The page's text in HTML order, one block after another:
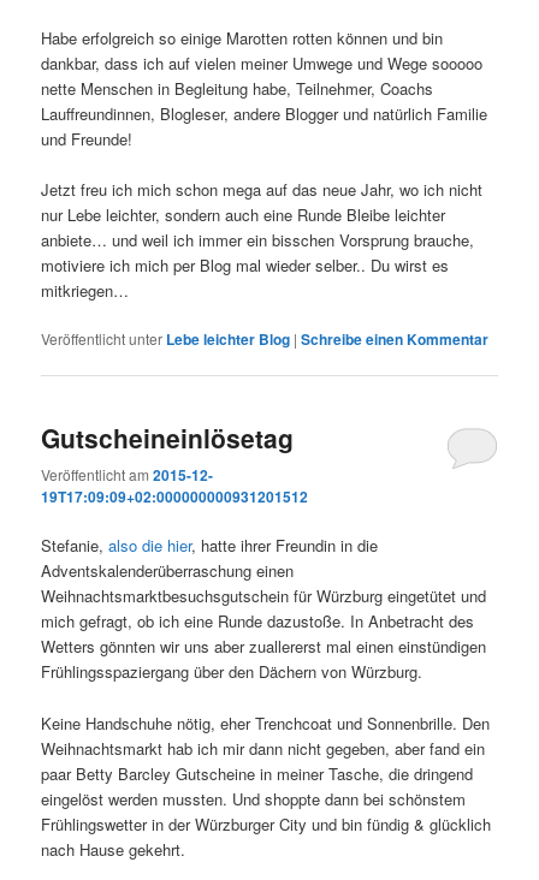
Habe erfolgreich so einige Marotten rotten können und bin
dankbar, dass ich auf vielen meiner Umwege und Wege sooooo
nette Menschen in Begleitung habe, Teilnehmer, Coachs
Lauffreundinnen, Blogleser, andere Blogger und natürlich Familie
und Freunde!
Jetzt freu ich mich schon mega auf das neue Jahr, wo ich nicht
nur Lebe leichter, sondern auch eine Runde Bleibe leichter
anbiete… und weil ich immer ein bisschen Vorsprung brauche,
motiviere ich mich per Blog mal wieder selber.. Du wirst es
mitkriegen…
Veröffentlicht unter Lebe leichter Blog |Schreibe einen Kommentar
Gutscheineinlösetag
Veröffentlicht am2015-12-
19T17:09:09+02:000000000931201512
Stefanie,also die hier, hatte ihrer Freundin in die
Adventskalenderüberraschung einen
Weihnachtsmarktbesuchsgutschein für Würzburg eingetütet und
mich gefragt, ob ich eine Runde dazustoße. In Anbetracht des
Wetters gönnten wir uns aber zuallererst mal einen einstündigen
Frühlingsspaziergang über den Dächern von Würzburg.
Keine Handschuhe nötig, eher Trenchcoat und Sonnenbrille. Den
Weihnachtsmarkt hab ich mir dann nicht gegeben, aber fand ein
paar Betty Barcley Gutscheine in meiner Tasche, die dringend
eingelöst werden mussten. Und shoppte dann bei schönstem
Frühlingswetter in der Würzburger City und bin fündig & glücklich
nach Hause gekehrt.